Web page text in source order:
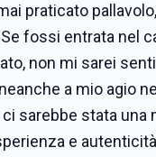
praticato
fossi entrata nel
non mi sarei
a mio agio
sarebbe stata una
e